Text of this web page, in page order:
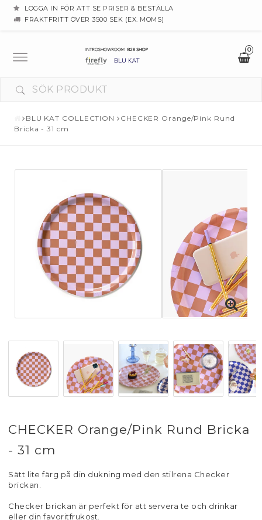
LOGGA IN FÖR ATT SE PRISER & BESTÄLLA
FRAKTFRITT ÖVER 3500 SEK (EX. MOMS)
0
Toggle
navigation
BLU KAT COLLECTION
CHECKER Orange/Pink Rund
Bricka - 31 cm
CHECKER Orange/Pink Rund Bricka
- 31 cm
Sätt lite färg på din dukning med den stilrena Checker
brickan.
Checker brickan är perfekt för att servera te och drinkar
eller din favoritfrukost.